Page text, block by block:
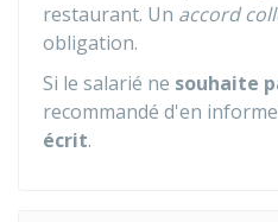
restaurant. Un accord
obligation.
Si le salarié ne souhaite
recommandé d'en
écrit.